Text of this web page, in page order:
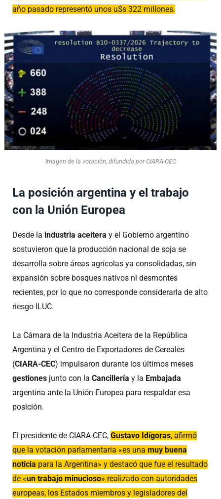
año pasado representó unos u$s 322 millones.
Imagen de la votación, difundida por CIARA-CEC
La posición argentina y el trabajo
con la Unión Europea
Desde la industria aceitera y el Gobierno argentino
sostuvieron que la producción nacional de soja se
desarrolla sobre áreas agrícolas ya consolidadas, sin
expansión sobre bosques nativos ni desmontes
recientes, por lo que no corresponde considerarla de alto
riesgo ILUC.
La Cámara de la Industria Aceitera de la República
Argentina y el Centro de Exportadores de Cereales
(CIARA-CEC) impulsaron durante los últimos meses
gestiones junto con la Cancillería y la Embajada
argentina ante la Unión Europea para respaldar esa
posición.
El presidente de CIARA-CEC, Gustavo Idígoras, afirmó
que la votación parlamentaria «es una muy buena
noticia para la Argentina» y destacó que fue el resultado
de «un trabajo minucioso» realizado con autoridades
europeas, los Estados miembros y legisladores del